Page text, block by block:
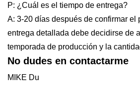
P: ¿Cuál es el tiempo de entrega?
A: 3-20 días después de confirmar el
entrega detallada debe decidirse de
temporada de producción y la
No dudes en contactarme
MIKE Du